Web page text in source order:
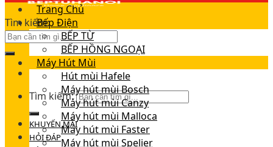
Tìm kiếm:
Tìm kiếm:
KHUYẾN MÃI
HỎI ĐÁP
Trang Chủ
Bếp Điện
BẾP TỪ
BẾP HỒNG NGOẠI
Máy Hút Mùi
Hút mùi Hafele
Máy hút mùi Bosch
Máy hút mùi Canzy
Máy hút mùi Malloca
Máy hút mùi Faster
Máy hút mùi Spelier